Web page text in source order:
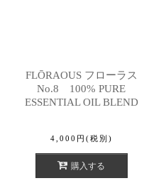
FLŌRAOUS フローラス
No.8 100% PURE
ESSENTIAL OIL BLEND
4,000 円 (税別)
購入する